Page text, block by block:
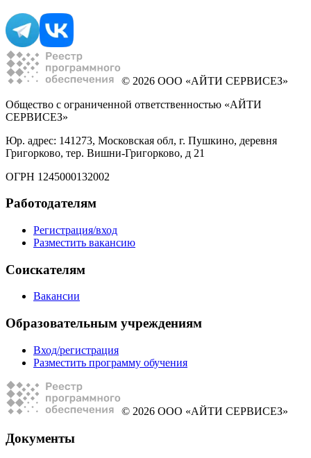
© 2026 ООО «АЙТИ СЕРВИСЕЗ»
Общество с ограниченной ответственностью «АЙТИ
СЕРВИСЕЗ»
Юр. адрес: 141273, Московская обл, г. Пушкино, деревня
Григорково, тер. Вишни-Григорково, д 21
ОГРН 1245000132002
Работодателям
Регистрация/вход
Разместить вакансию
Соискателям
Вакансии
Образовательным учреждениям
Вход/регистрация
Разместить программу обучения
© 2026 ООО «АЙТИ СЕРВИСЕЗ»
Документы